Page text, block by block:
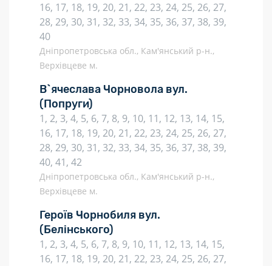
16, 17, 18, 19, 20, 21, 22, 23, 24, 25, 26, 27,
28, 29, 30, 31, 32, 33, 34, 35, 36, 37, 38, 39,
40
Дніпропетровська обл., Кам'янський р-н.,
Верхівцеве м.
В`ячеслава Чорновола вул.
(Попруги)
1, 2, 3, 4, 5, 6, 7, 8, 9, 10, 11, 12, 13, 14, 15,
16, 17, 18, 19, 20, 21, 22, 23, 24, 25, 26, 27,
28, 29, 30, 31, 32, 33, 34, 35, 36, 37, 38, 39,
40, 41, 42
Дніпропетровська обл., Кам'янський р-н.,
Верхівцеве м.
Героїв Чорнобиля вул.
(Белінського)
1, 2, 3, 4, 5, 6, 7, 8, 9, 10, 11, 12, 13, 14, 15,
16, 17, 18, 19, 20, 21, 22, 23, 24, 25, 26, 27,